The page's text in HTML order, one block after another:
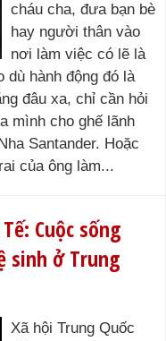
cháu cha, đưa bạn bè
hay người thân vào
nơi làm việc có lẽ là
dù hành động đó là
đâu xa, chỉ cần hỏi
mình cho ghế lãnh
Santander. Hoặc
của ông làm...
Cuộc sống
sinh ở Trung
Xã hội Trung Quốc